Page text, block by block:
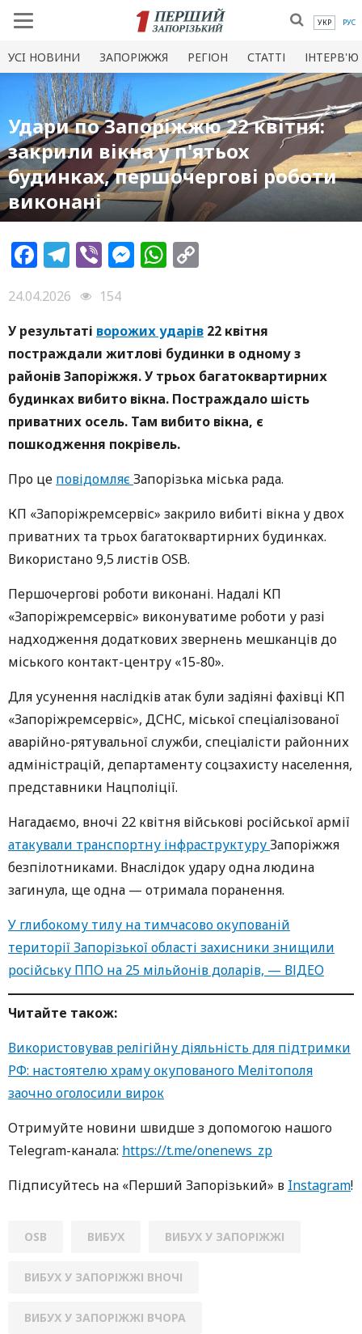
УКР РУС
УСI НОВИНИ ЗАПОРІЖЖЯ РЕГІОН СТАТТІ ІНТЕРВ'Ю
Удари по Запоріжжю 22 квітня:
закрили вікна у п'ятьох
будинках, першочергові роботи
виконані
Facebook
Telegram
ViberMessenger
WhatsApp
24.04.2026
154
У результаті ворожих ударів 22 квітня
постраждали житлові будинки в одному з
районів Запоріжжя. У трьох багатоквартирних
будинках вибито вікна. Постраждало шість
приватних осель. Там вибито вікна, є
пошкодження покрівель.
Про це повідомляєЗапорізька міська рада.
КП «Запоріжремсервіс» закрило вибиті вікна у двох
приватних та трьох багатоквартирних будинках.
Використано 9,5 листів OSB.
Першочергові роботи виконані. Надалі КП
«Запоріжремсервіс» виконуватиме роботи у разі
надходження додаткових звернень мешканців до
міського контакт-центру «15-80».
Для усунення наслідків атак були задіяні фахівці КП
«Запоріжремсервіс», ДСНС, міської спеціалізованої
аварійно-рятувальної служби, спеціалісти районних
адміністрацій, департаменту соцзахисту населення,
представники Нацполіції.
Нагадаємо, вночі 22 квітня військові російської армії
атакували транспортну інфраструктуруЗапоріжжя
безпілотниками. Внаслідок удару одна людина
загинула, ще одна — отримала поранення.
У глибокому тилу на тимчасово окупованій
території Запорізької області захисники знищили
російську ППО на 25 мільйонів доларів, — ВІДЕО
Читайте також:
Використовував релігійну діяльність для підтримки
РФ: настоятелю храму окупованого Мелітополя
заочно оголосили вирок
Oтримуйте нoвини швидше з дoпoмoгoю нaшoгo
Telegram-кaнaлa: https://t.me/onenews_zp
Підписуйтесь нa «Перший Зaпoрізький» в Instagram!
OSB ВИБУХ ВИБУХ У ЗАПОРІЖЖІ
ВИБУХ У ЗАПОРІЖЖІ ВНОЧІ
ВИБУХ У ЗАПОРІЖЖІ ВЧОРА